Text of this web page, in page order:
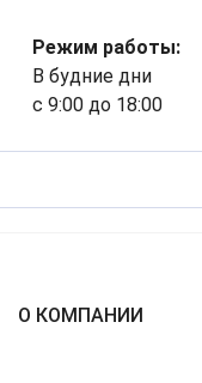
Режим работы:
В будние дни
с 9:00 до 18:00
О КОМПАНИИ